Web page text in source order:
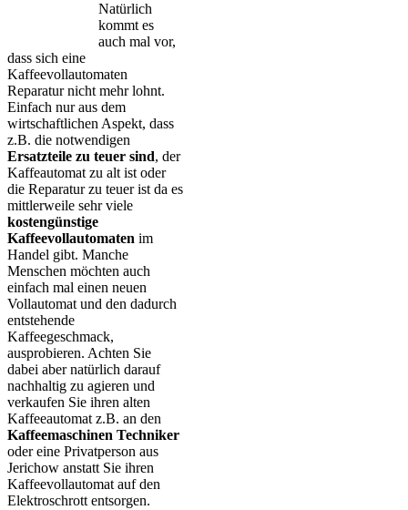
Natürlich
kommt es
auch mal vor,
dass sich eine
Kaffeevollautomaten
Reparatur nicht mehr lohnt.
Einfach nur aus dem
wirtschaftlichen Aspekt, dass
z.B. die notwendigen
Ersatzteile zu teuer sind, der
Kaffeautomat zu alt ist oder
die Reparatur zu teuer ist da es
mittlerweile sehr viele
kostengünstige
Kaffeevollautomaten im
Handel gibt. Manche
Menschen möchten auch
einfach mal einen neuen
Vollautomat und den dadurch
entstehende
Kaffeegeschmack,
ausprobieren. Achten Sie
dabei aber natürlich darauf
nachhaltig zu agieren und
verkaufen Sie ihren alten
Kaffeeautomat z.B. an den
Kaffeemaschinen Techniker
oder eine Privatperson aus
Jerichow anstatt Sie ihren
Kaffeevollautomat auf den
Elektroschrott entsorgen.